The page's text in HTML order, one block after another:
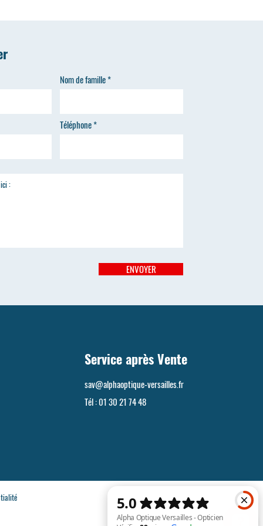
Nom de famille
Téléphone
ENVOYER
Service après Vente
sav@alphaoptique-versailles.fr
Tél :01 30 21 74 48